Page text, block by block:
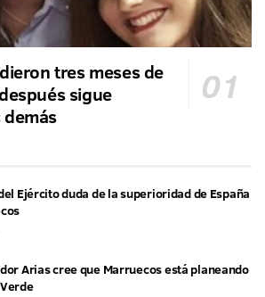
tres meses de
sigue
Ejército duda de la superioridad de España
Arias cree que Marruecos está planeando